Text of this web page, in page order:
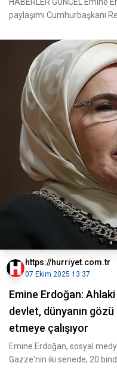
paylaşımı Cumhurbaşkanı
https://hurriyet.com.tr
07 Ekim 2025 13:37
Emine Erdoğan:
devlet, dünyanın gözü
etmeye çalışıyor
Emine Erdoğan, sosyal
Gazze'nin iki senede, 20